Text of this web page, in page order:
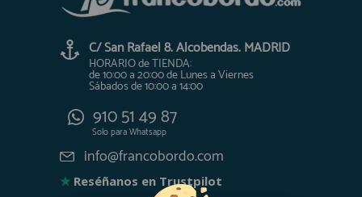
C/ San Rafael 8. Alcobendas. MADRID
HORARIO de TIENDA:
de 10:00 a 20:00 de Lunes a Viernes
Sábados de 10:00 a 14:00
910 51 49 87
Solo paraWhatsapp
info@francobordo.com
★ Reséñanos en Trustpilot